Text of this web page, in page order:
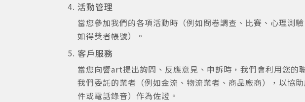
活動管理
當您參加我們的各項活動時（例如問卷調查、比賽、心理測
如得獎者帳號）。
客戶服務
當您向響art提出詢問、反應意見、申訴時，我們會利用您
我們委託的業者（例如金流、物流業者、商品廠商），以協
件或電話錄音）作為佐證。